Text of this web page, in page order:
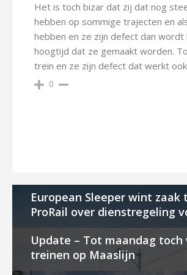
Het is toch bizar dat zij dat nog
hebben op sommige trajecten en
hebben en ze zijn defect dan wordt
hoogtijd dat ze gemaakt worden.
trein en ze zijn defect dat werkt
0
European Sleeper wint zaak
ProRail over dienstregeling
Update – Tot maandag toch
treinen op Maaslijn